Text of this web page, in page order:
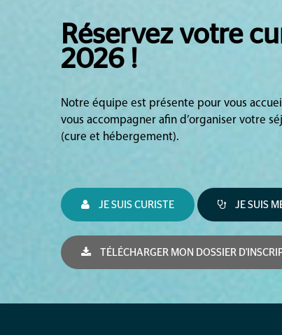
Réservez votre
2026 !
Notre équipe est présente pour vous
vous accompagner afin d’organiser votre
(cure et hébergement).
JE SUIS CURISTE JE SUIS
TÉLÉCHARGER MON DOSSIER